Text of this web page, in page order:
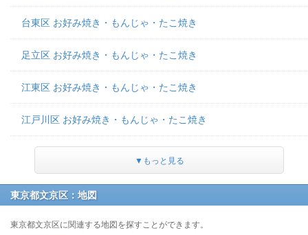
台東区 お好み焼き・もんじゃ・たこ焼き
足立区 お好み焼き・もんじゃ・たこ焼き
江東区 お好み焼き・もんじゃ・たこ焼き
江戸川区 お好み焼き・もんじゃ・たこ焼き
▼もっと見る
東京都文京区：地図
東京都文京区に関連する地図を探すことができます。